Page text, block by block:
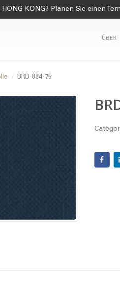
HONG KONG? Planen Sie einen
ÜBER
BRD-884-75